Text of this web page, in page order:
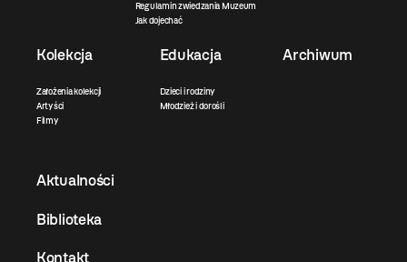
Regulamin zwiedzania Muzeum
Jak dojechać
Kolekcja
Założenia kolekcji
Artyści
Filmy
Edukacja
Dzieci i rodziny
Młodzież i dorośli
Archiwum
Aktualności
Biblioteka
Kontakt